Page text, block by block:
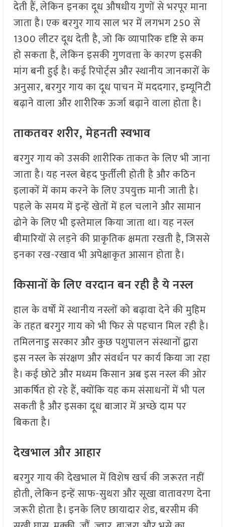
देती हैं, लेकिन इनका दूध औषधीय गुणों से भरपूर माना
जाता है। एक बरगुर गाय साल भर में लगभग 250 से
1300 लीटर दूध देती है, जो कि व्यापारिक दृष्टि से कम
हो सकता है, लेकिन इसकी गुणवत्ता के कारण इसकी
मांग बनी हुई है। कई रिपोर्ट्स और स्थानीय जानकारों के
अनुसार, बरगुर गाय का दूध पाचन में मददगार, इम्यूनिटी
बढ़ाने वाला और शारीरिक ऊर्जा बढ़ाने वाला होता है।
ताकतवर शरीर, मेहनती स्वभाव
बरगुर गाय को उसकी शारीरिक ताकत के लिए भी जाना
जाता है। यह नस्ल बेहद फुर्तीली होती है और कठिन
इलाकों में काम करने के लिए उपयुक्त मानी जाती है।
पहले के समय में इन्हें खेतों में हल चलाने और सामान
ढोने के लिए भी इस्तेमाल किया जाता था। यह नस्ल
बीमारियों से लड़ने की प्राकृतिक क्षमता रखती है, जिससे
इनका रख-रखाव भी अपेक्षाकृत आसान होता है।
किसानों के लिए वरदान बन रही है ये नस्ल
हाल के वर्षों में स्थानीय नस्लों को बढ़ावा देने की मुहिम
के तहत बरगुर गाय को भी फिर से पहचान मिल रही है।
तमिलनाडु सरकार और कुछ पशुपालन संस्थानों द्वारा
इस नस्ल के संरक्षण और संवर्धन पर कार्य किया जा रहा
है। कई छोटे और मध्यम किसान अब इस नस्ल की ओर
आकर्षित हो रहे हैं, क्योंकि यह कम संसाधनों में भी पल
सकती है और इसका दूध बाजार में अच्छे दाम पर
बिकता है।
देखभाल और आहार
बरगुर गाय की देखभाल में विशेष खर्च की जरूरत नहीं
होती, लेकिन इन्हें साफ-सुथरा और सूखा वातावरण देना
जरूरी होता है। इनके लिए छायादार शेड, बरसीम की